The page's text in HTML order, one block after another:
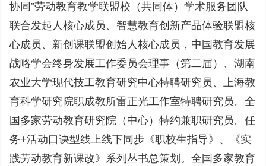
协同”劳动教育教学联盟校（共同体）学术服务团队
联合发起人核心成员、智慧教育创新产品体验联盟核
心成员、新创课联盟创始人核心成员，中国教育发展
战略学会终身发展工作委员会理事（第二届）、湖南
农业大学现代技工教育研究中心特聘研究员、上海教
育科学研究院职成教所雷正光工作室特聘研究员。全
国多家劳动教育研究院（中心）特约兼职研究员。任
务+活动口诀型线上线下同步《职校生指导》、《实
践劳动教育新课改》系列丛书总策划。全国多家教育